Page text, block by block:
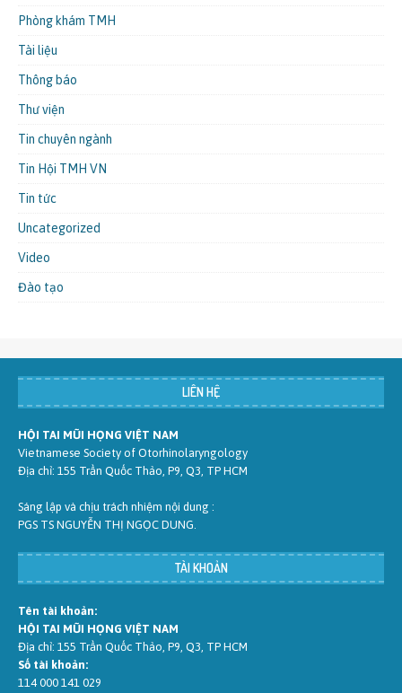
Phòng khám TMH
Tài liệu
Thông báo
Thư viện
Tin chuyên ngành
Tin Hội TMH VN
Tin tức
Uncategorized
Video
Đào tạo
LIÊN HỆ
HỘI TAI MŨI HỌNG VIỆT NAM
Vietnamese Society of Otorhinolaryngology
Địa chỉ: 155 Trần Quốc Thảo, P9, Q3, TP HCM
Sáng lập và chịu trách nhiệm nội dung :
PGS TS NGUYỄN THỊ NGỌC DUNG.
TÀI KHOẢN
Tên tài khoản:
HỘI TAI MŨI HỌNG VIỆT NAM
Địa chỉ: 155 Trần Quốc Thảo, P9, Q3, TP HCM
Số tài khoản:
114 000 141 029